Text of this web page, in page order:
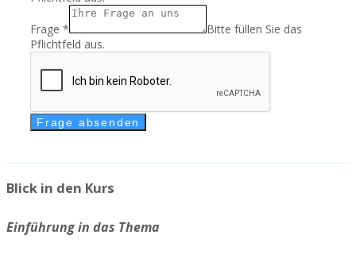
Frage *
Bitte füllen Sie das
Pflichtfeld aus.
Frage absenden
Blick in den Kurs
Einführung in das Thema